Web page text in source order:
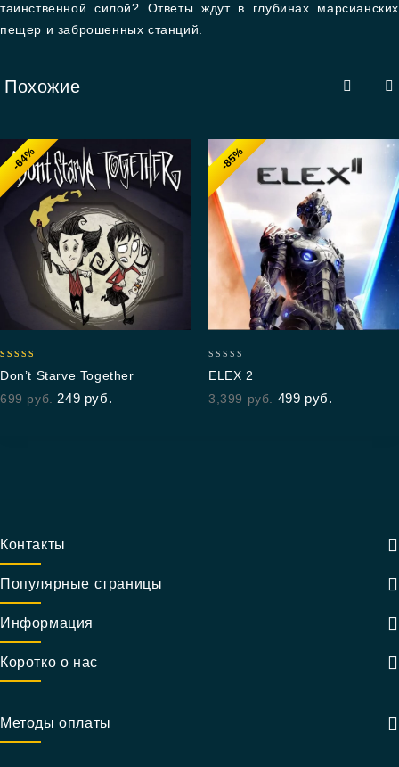
таинственной силой? Ответы ждут в глубинах марсианских
пещер и заброшенных станций.
Похожие
-64%
out of 5
Don’t Starve Together
699руб. 249 руб.
-85%
out
of
ELEX 2
3,399руб. 499 руб.
Контакты
Популярные страницы
Информация
Коротко о нас
Методы оплаты